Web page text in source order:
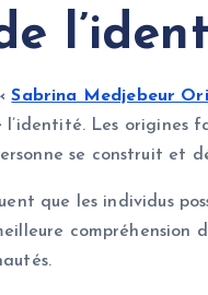
Sabrina Medjebeur
Les origines
se construit et
que les individus
compréhension